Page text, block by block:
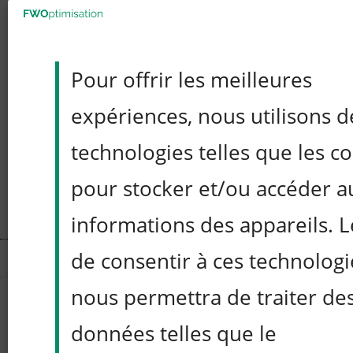
Pour offrir les meilleures
expériences, nous utilisons
technologies telles que les
pour stocker et/ou accéder
informations des appareils.
de consentir à ces
nous permettra de traiter
données telles que le
En bref
: le Minimum
pragmatique pour équilibrer
contraintes de temps et
fixé garantit que le test A/B
pertinent pour les décisions de